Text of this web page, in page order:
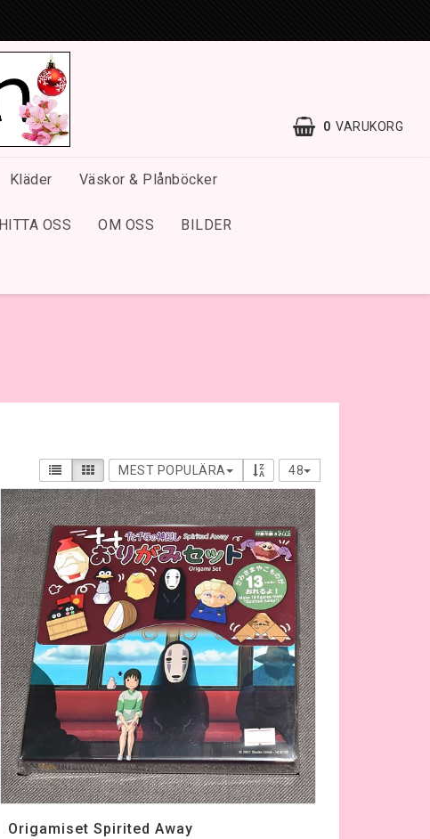
0 VARUKORG
Kläder Väskor & Plånböcker
HITTA OSS OM OSS BILDER
MEST POPULÄRA 48
Origamiset Spirited Away